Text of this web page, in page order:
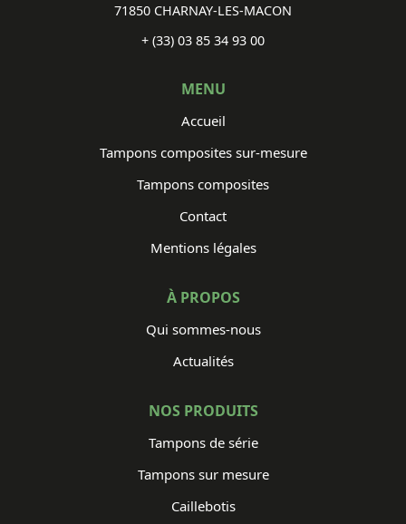
71850 CHARNAY-LES-MACON
+ (33) 03 85 34 93 00
MENU
Accueil
Tampons composites sur-mesure
Tampons composites
Contact
Mentions légales
À PROPOS
Qui sommes-nous
Actualités
NOS PRODUITS
Tampons de série
Tampons sur mesure
Caillebotis